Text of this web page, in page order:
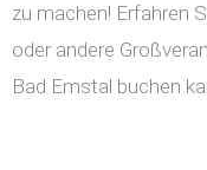
zu machen! Erfahren
oder andere
Bad Emstal buchen